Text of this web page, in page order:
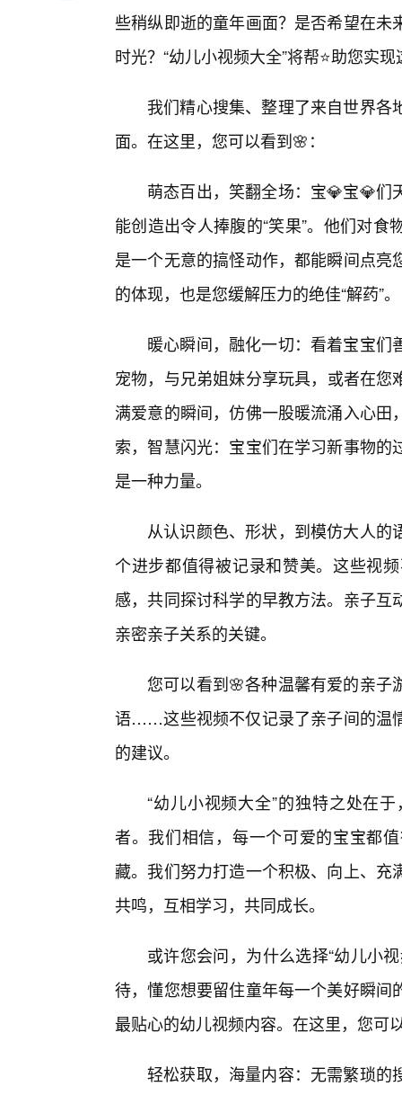
些稍纵即逝的童年画面？是否希望在
时光？“幼儿小视频大全”将帮⭐助您实
我们精心搜集、整理了来自世界
面。在这里，您可以看到🌸：
萌态百出，笑翻全场：宝💎宝💎
能创造出令人捧腹的“笑果”。他们对
是一个无意的搞怪动作，都能瞬间点
的体现，也是您缓解压力的绝佳“解药”。
暖心瞬间，融化一切：看着宝宝
宠物，与兄弟姐妹分享玩具，或者在
满爱意的瞬间，仿佛一股暖流涌入心
索，智慧闪光：宝宝们在学习新事物
是一种力量。
从认识颜色、形状，到模仿大人
个进步都值得被记录和赞美。这些视
感，共同探讨科学的早教方法。亲子
亲密亲子关系的关键。
您可以看到🌸各种温馨有爱的亲子
语……这些视频不仅记录了亲子间的温
的建议。
“幼儿小视频大全”的独特之处在
者。我们相信，每一个可爱的宝宝都
藏。我们努力打造一个积极、向上、
共鸣，互相学习，共同成长。
或许您会问，为什么选择“幼儿小
待，懂您想要留住童年每一个美好瞬
最贴心的幼儿视频内容。在这里，您可
轻松获取，海量内容：无需繁琐的